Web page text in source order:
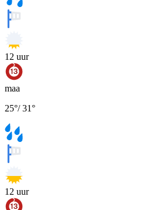
12 uur
maa
25°/31°
12 uur